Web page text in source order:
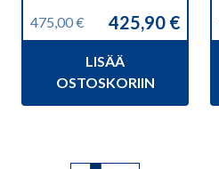
475,00€
Alkuperäinen
475,00 €.
425,90 €
Nykyinen
425,90 €.
LISÄÄ
OSTOSKORIIN